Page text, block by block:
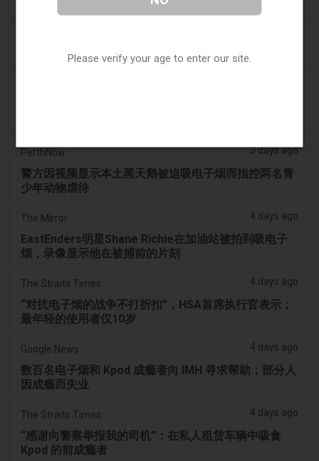
少年在曼多拉法院因黑天鹅电子烟视频被起诉
趣味性电子烟应用在智能手机上依然可以获取
PerthNow 3 days ago
警方因视频显示本土黑天鹅被迫吸电子烟而指控两名青
少年动物虐待
The Mirror 4 days ago
EastEnders明星Shane Richie在加油站被拍到吸电子
烟，录像显示他在被捕前的片刻
The Straits Times 4 days ago
“对抗电子烟的战争不打折扣”，HSA首席执行官表示；
最年轻的使用者仅10岁
Google News 4 days ago
数百名电子烟和 Kpod 成瘾者向 IMH 寻求帮助；部分人
因成瘾而失业
The Straits Times 4 days ago
“感谢向警察举报我的司机”：在私人租赁车辆中吸食
Kpod 的前成瘾者
Please verify your age to enter our site.